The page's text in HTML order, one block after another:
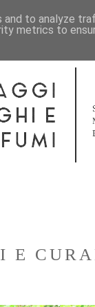
E
to analyze
metrics to